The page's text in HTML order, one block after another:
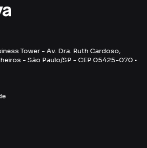
Tower - Av. Dra. Ruth Cardoso,
- São Paulo/SP - CEP 05425-070 •